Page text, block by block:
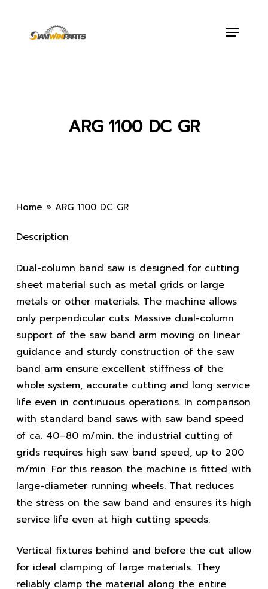
Menu
ARG 1100 DC GR
Home » ARG 1100 DC GR
Description
Dual-column band saw is designed for cutting
sheet material such as metal grids or large
metals or other materials. The machine allows
only perpendicular cuts. Massive dual-column
support of the saw band arm moving on linear
guidance and sturdy construction of the saw
band arm ensure excellent stiffness of the
whole system, accurate cutting and long service
life even in continuous operations. In comparison
with standard band saws with saw band speed
of ca. 40–80 m/min. the industrial cutting of
grids requires high saw band speed, up to 200
m/min. For this reason the machine is fitted with
large-diameter running wheels. That reduces
the stress on the saw band and ensures its high
service life even at high cutting speeds.
Vertical fixtures behind and before the cut allow
for ideal clamping of large materials. They
reliably clamp the material along the entire